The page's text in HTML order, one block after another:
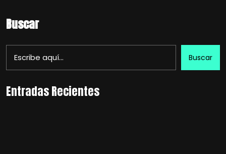
Buscar
Buscar
Entradas Recientes